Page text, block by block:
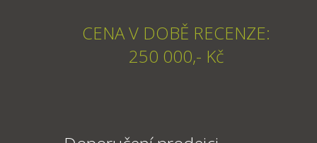
CENA V DOBĚ RECENZE:
250 000,- Kč